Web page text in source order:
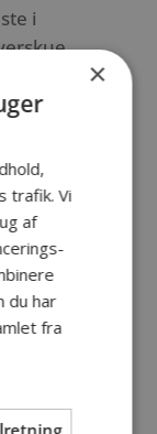
i
med
om de
har til
i
eller
med
to
×
trafik. Vi
af
du har
fra